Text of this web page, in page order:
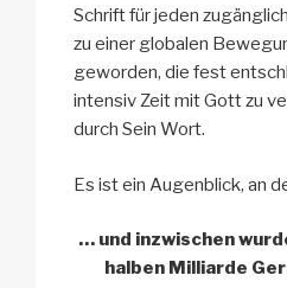
Schrift für jeden
zu einer globalen
geworden, die fest
intensiv Zeit mit Gott zu
durch Sein Wort.
Es ist ein Augenblick, an
… und inzwischen
halben Milliarde